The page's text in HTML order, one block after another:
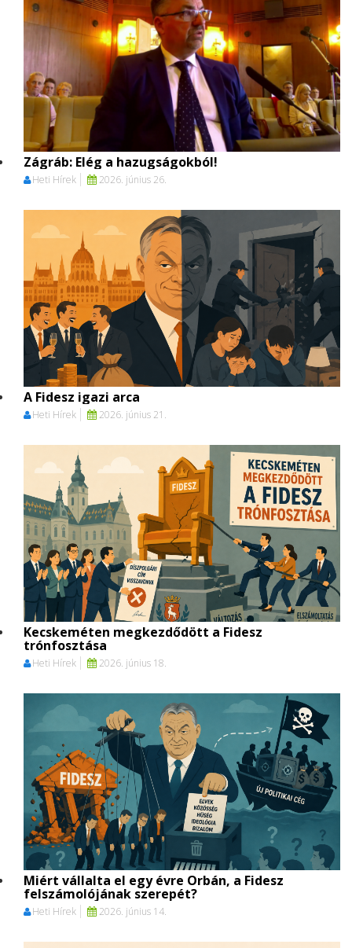
Zágráb: Elég a hazugságokból!
Heti Hírek 2026. június 26.
A Fidesz igazi arca
Heti Hírek 2026. június 21.
Kecskeméten megkezdődött a Fidesz
trónfosztása
Heti Hírek 2026. június 18.
Miért vállalta el egy évre Orbán, a Fidesz
felszámolójának szerepét?
Heti Hírek 2026. június 14.